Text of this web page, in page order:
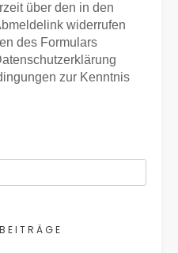
über den in den
widerrufen
des Formulars
zur Kenntnis